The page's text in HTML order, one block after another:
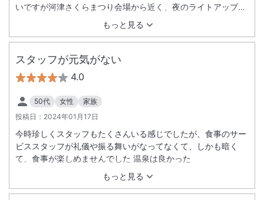
もっと見る
いですが河津さくらまつり会場から近く、夜のライトアップ時
や朝の散歩で河津桜を満喫しました。また、夕食も朝食も非常
に満足できるものでした。食事時にお願いしたマリアージュ・
プランは選択して大正解でした。 また、宿泊したいと想わせる
旅館でした。
スタッフが元気がない
4.0
50代 女性
家族
投稿日： 2024年01月17日
もっと見る
今時珍しくスタッフもたくさんいる感じでしたが、食事のサー
ビススタッフが礼儀や振る舞いがなってなくて、しかも暗く
て、食事が楽しめませんでした 温泉は良かった